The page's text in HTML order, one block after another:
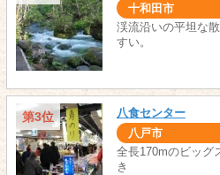
十和田市
渓流沿いの平坦な
すい。
第3位 八食センター
八戸市
全長170mのビッグ
き